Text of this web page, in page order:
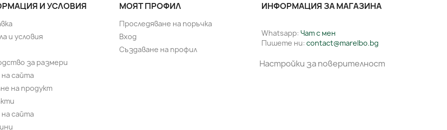
И УСЛОВИЯ
и условия
за размери
сайта
на продукт
сайта
МОЯТ ПРОФИЛ
Проследяване на поръчка
Вход
Създаване на профил
ИНФОРМАЦИЯ ЗА МАГАЗИНА
Whatsapp: Чат с мен
Пишете ни: contact@marelbo.bg
Настройки за поверителност